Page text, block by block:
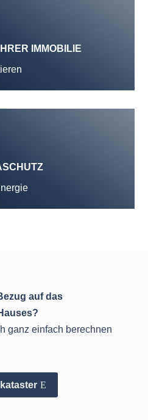
IMMOBILIE
auf das
ganz einfach berechnen